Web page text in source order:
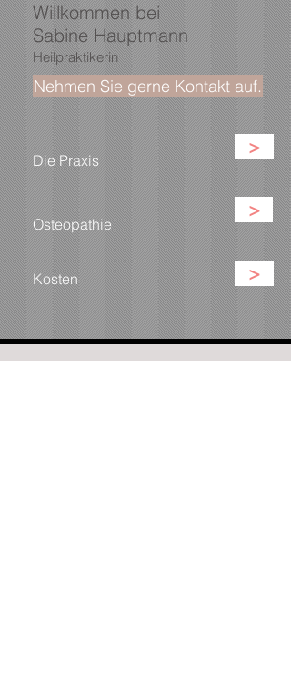
Willkommen bei
Sabine Hauptmann
Heilpraktikerin
Nehmen Sie gerne Kontakt auf.
Die Praxis
>
Osteopathie
>
Kosten >